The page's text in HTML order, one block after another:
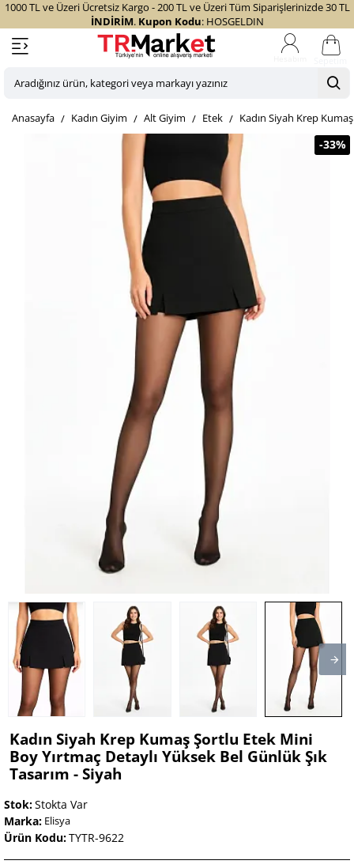
1000 TL ve Üzeri Ücretsiz Kargo - 200 TL ve Üzeri Tüm Siparişlerinizde 30 TL
İNDİRİM. Kupon Kodu: HOSGELDIN
Aradığınız
kategori
homeKadın Giyim Alt Giyim Etek Kadın Siyah Krep
-33%
Kadın Siyah Krep Kumaş Şortlu Etek Mini
Boy Yırtmaç Detaylı Yüksek Bel Günlük Şık
Tasarım - Siyah
Stok:Stokta Var
Marka: Elisya
Ürün Kodu:TYTR-9622